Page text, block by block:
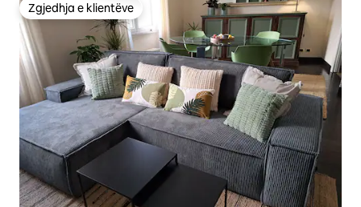
Zgjedhja e klientëve
Zgjedhja e klientëve